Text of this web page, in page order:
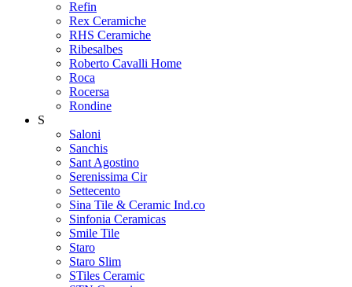
Refin
Rex Ceramiche
RHS Ceramiche
Ribesalbes
Roberto Cavalli Home
Roca
Rocersa
Rondine
S
Saloni
Sanchis
Sant Agostino
Serenissima Cir
Settecento
Sina Tile & Ceramic Ind.co
Sinfonia Ceramicas
Smile Tile
Staro
Staro Slim
STiles Ceramic